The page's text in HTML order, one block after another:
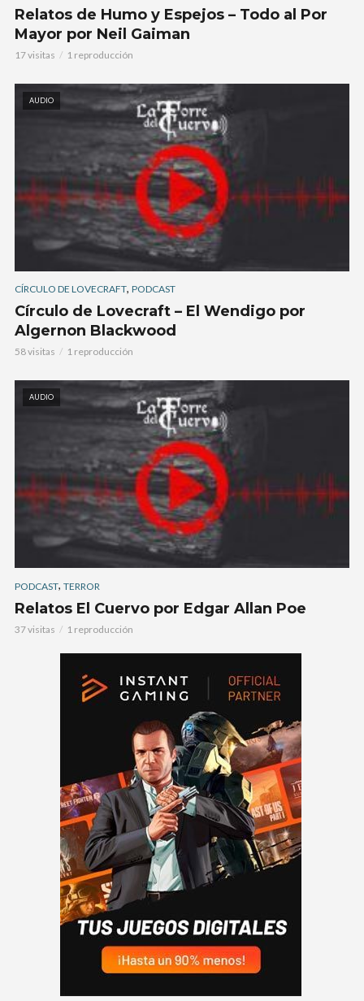
Relatos de Humo y Espejos – Todo al Por
Mayor por Neil Gaiman
17 visitas 1 reproducción
AUDIO
CÍRCULO DE LOVECRAFT, PODCAST
Círculo de Lovecraft – El Wendigo por
Algernon Blackwood
58 visitas 1 reproducción
AUDIO
PODCAST, TERROR
Relatos El Cuervo por Edgar Allan Poe
37 visitas 1 reproducción